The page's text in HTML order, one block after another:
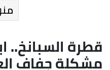
قطرة السبانخ..